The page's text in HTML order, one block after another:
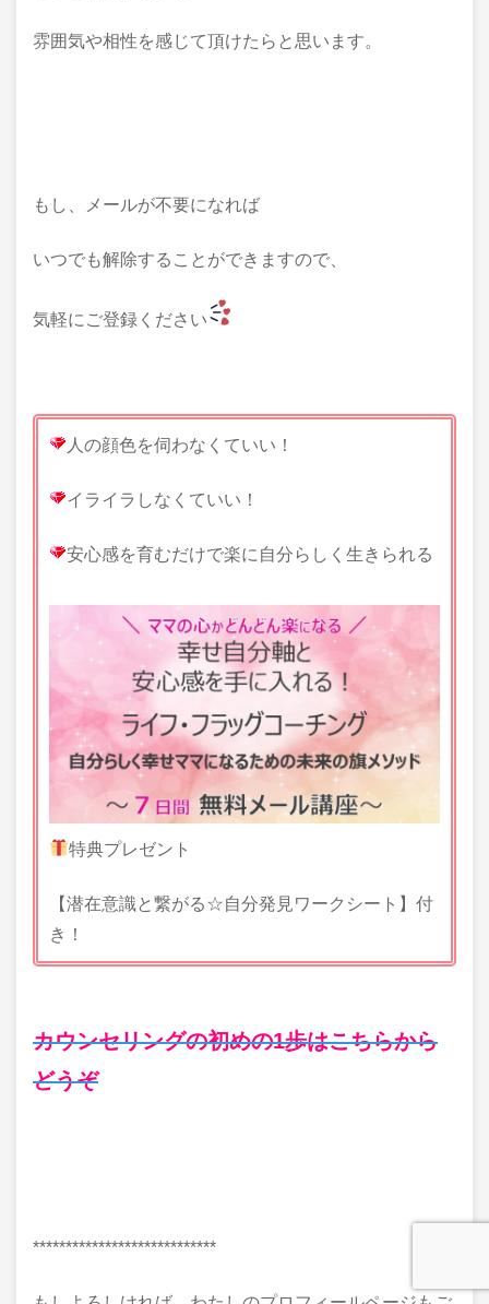
雰囲気や相性を感じて頂けたらと思います。
もし、メールが不要になれば
いつでも解除することができますので、
気軽にご登録ください
人の顔色を伺わなくていい！
イライラしなくていい！
安心感を育むだけで楽に自分らしく生きられる
特典プレゼント
【潜在意識と繋がる☆自分発見ワークシート】付
き！
カウンセリングの初めの1歩はこちらから
どうぞ
****************************